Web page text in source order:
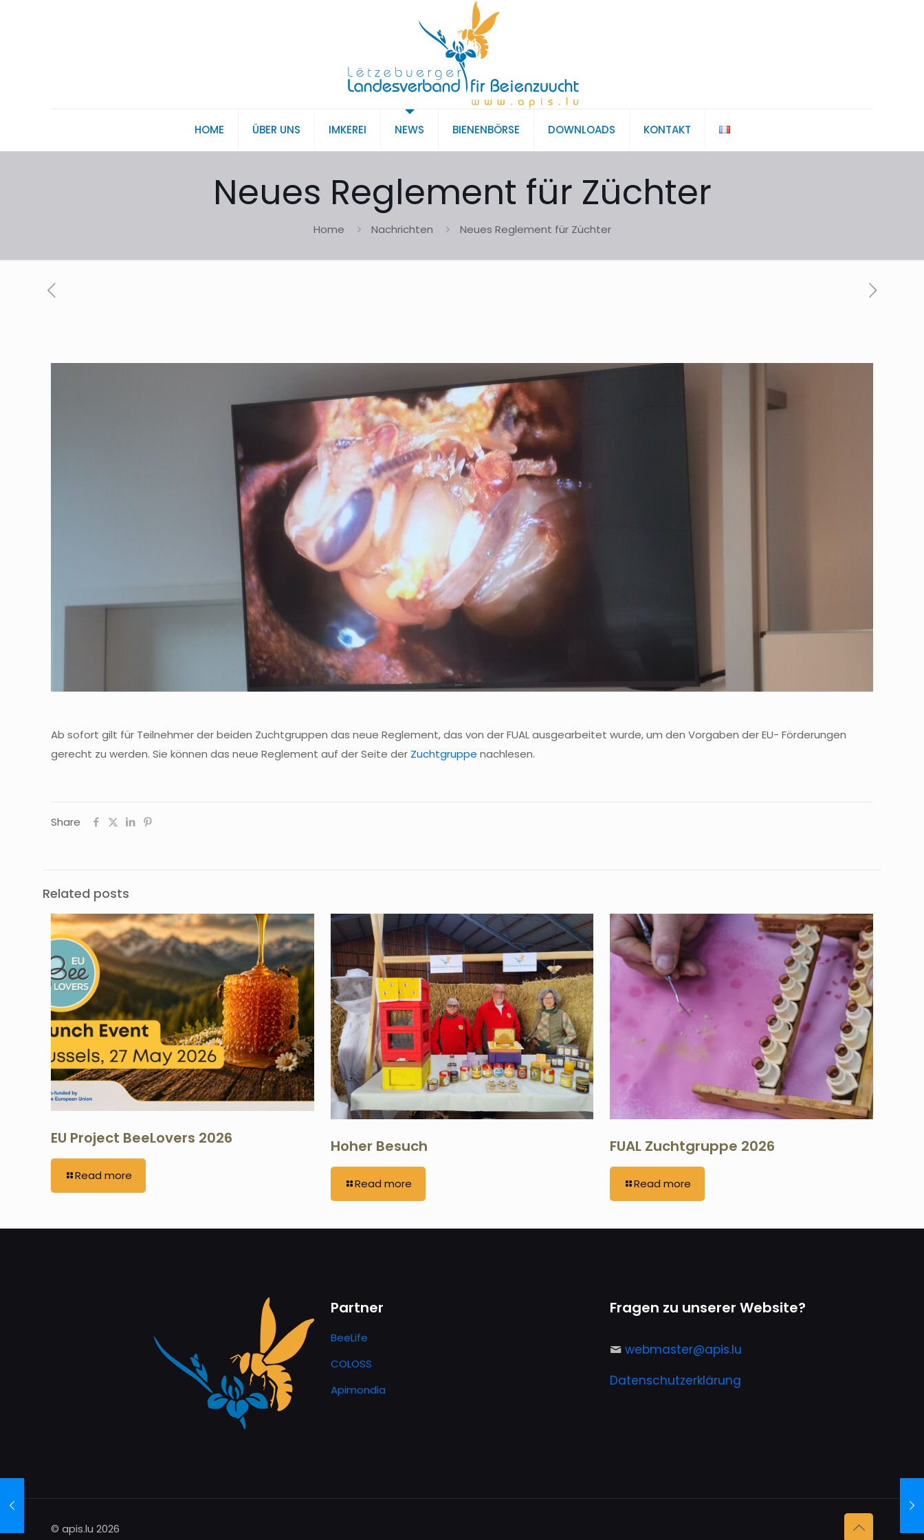
HOME ÜBER UNS IMKEREI NEWS BIENENBÖRSE DOWNLOADS KONTAKT
Neues Reglement für Züchter
Home Nachrichten Neues Reglement für Züchter
Ab sofort gilt für Teilnehmer der beiden Zuchtgruppen das neue Reglement, das von der FUAL ausgearbeitet wurde, um den Vorgaben der EU- Förderungen
gerecht zu werden. Sie können das neue Reglement auf der Seite der Zuchtgruppe nachlesen.
Share
Related posts
EU Project BeeLovers 2026
Read more
Hoher Besuch
Read more
FUAL Zuchtgruppe 2026
Read more
Partner
BeeLife
COLOSS
Apimondia
Fragen zu unserer Website?
webmaster@apis.lu
Datenschutzerklärung
© apis.lu 2026